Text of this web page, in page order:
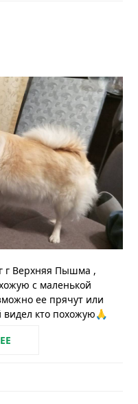
г Верхняя Пышма ,
с маленькой
ее прячут или
видел кто похожую🙏